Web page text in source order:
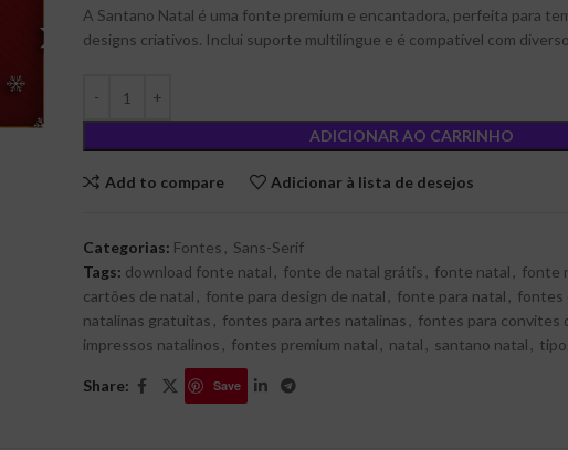
A Santano Natal é uma fonte premium e encantadora, perfeita para
designs criativos. Inclui suporte multilíngue e é compatível com
ADICIONAR AO CARRINHO
Add to compare Adicionar à lista de desejos
Categorias: Fontes , Sans-Serif
Tags: download fonte natal , fonte de natal grátis , fonte natal , fonte
cartões de natal , fonte para design de natal , fonte para natal , fontes
natalinas gratuitas , fontes para artes natalinas , fontes para convites
impressos natalinos , fontes premium natal , natal , santano natal ,
Share: Save